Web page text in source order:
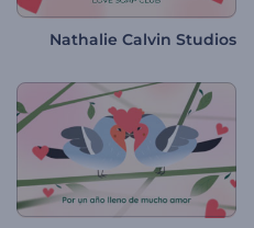
Nathalie Calvin Studios